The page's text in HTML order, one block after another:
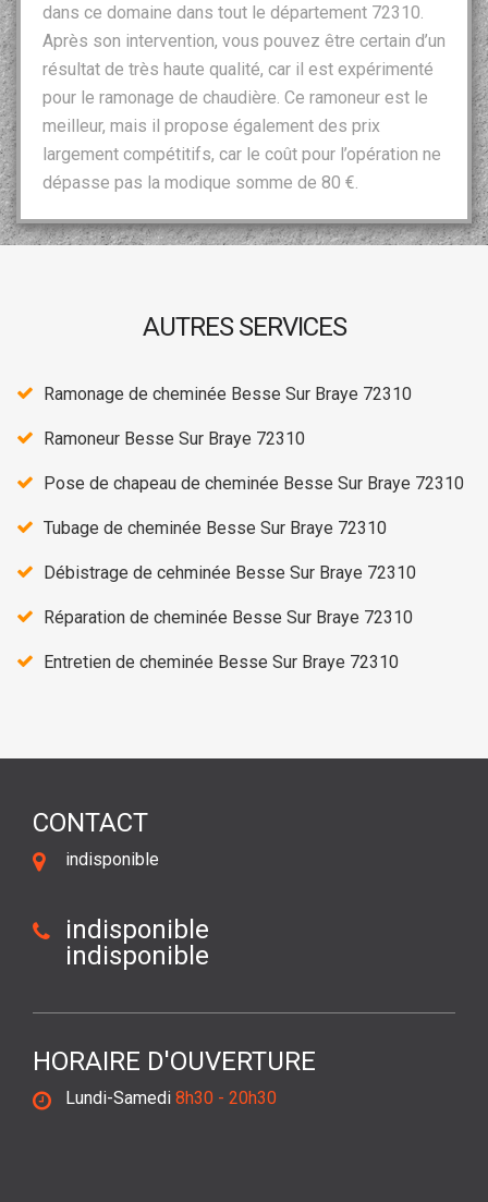
dans ce domaine dans tout le département 72310.
Après son intervention, vous pouvez être certain d’un
résultat de très haute qualité, car il est expérimenté
pour le ramonage de chaudière. Ce ramoneur est le
meilleur, mais il propose également des prix
largement compétitifs, car le coût pour l’opération ne
dépasse pas la modique somme de 80 €.
AUTRES SERVICES
Ramonage de cheminée Besse Sur Braye 72310
Ramoneur Besse Sur Braye 72310
Pose de chapeau de cheminée Besse Sur Braye 72310
Tubage de cheminée Besse Sur Braye 72310
Débistrage de cehminée Besse Sur Braye 72310
Réparation de cheminée Besse Sur Braye 72310
Entretien de cheminée Besse Sur Braye 72310
CONTACT
indisponible
indisponible
indisponible
HORAIRE D'OUVERTURE
Lundi-Samedi 8h30 - 20h30